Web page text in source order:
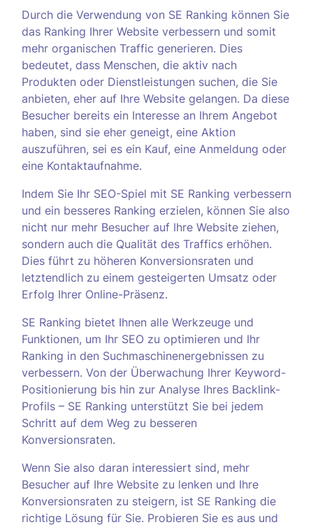
Durch die Verwendung von SE Ranking können Sie
das Ranking Ihrer Website verbessern und somit
mehr organischen Traffic generieren. Dies
bedeutet, dass Menschen, die aktiv nach
Produkten oder Dienstleistungen suchen, die Sie
anbieten, eher auf Ihre Website gelangen. Da diese
Besucher bereits ein Interesse an Ihrem Angebot
haben, sind sie eher geneigt, eine Aktion
auszuführen, sei es ein Kauf, eine Anmeldung oder
eine Kontaktaufnahme.
Indem Sie Ihr SEO-Spiel mit SE Ranking verbessern
und ein besseres Ranking erzielen, können Sie also
nicht nur mehr Besucher auf Ihre Website ziehen,
sondern auch die Qualität des Traffics erhöhen.
Dies führt zu höheren Konversionsraten und
letztendlich zu einem gesteigerten Umsatz oder
Erfolg Ihrer Online-Präsenz.
SE Ranking bietet Ihnen alle Werkzeuge und
Funktionen, um Ihr SEO zu optimieren und Ihr
Ranking in den Suchmaschinenergebnissen zu
verbessern. Von der Überwachung Ihrer Keyword-
Positionierung bis hin zur Analyse Ihres Backlink-
Profils – SE Ranking unterstützt Sie bei jedem
Schritt auf dem Weg zu besseren
Konversionsraten.
Wenn Sie also daran interessiert sind, mehr
Besucher auf Ihre Website zu lenken und Ihre
Konversionsraten zu steigern, ist SE Ranking die
richtige Lösung für Sie. Probieren Sie es aus und